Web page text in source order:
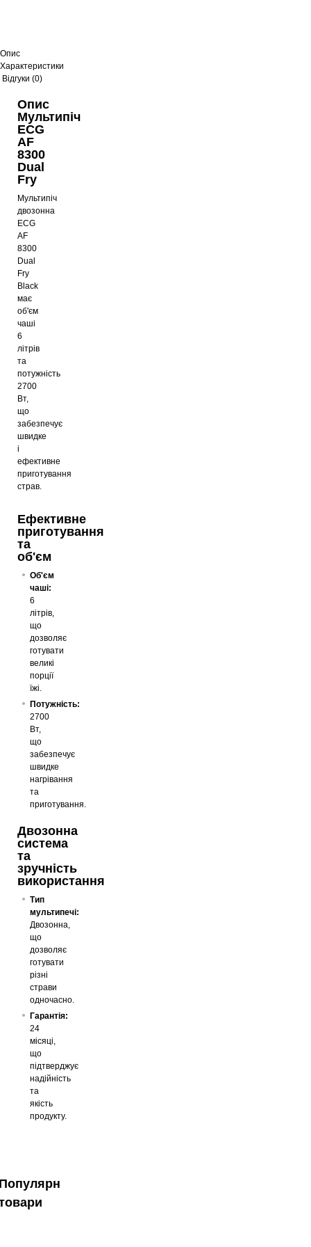
Опис
Характеристики
Відгуки (0)
Опис
Мультипіч
ECG
AF
8300
Dual
Fry
Мультипіч
двозонна
ECG
AF
8300
Dual
Fry
Black
має
об'єм
чаші
6
літрів
та
потужність
2700
Вт,
що
забезпечує
швидке
і
ефективне
приготування
страв.
Ефективне
приготування
та
об'єм
Об'єм
чаші:
6
літрів,
що
дозволяє
готувати
великі
порції
їжі.
Потужність:
2700
Вт,
що
забезпечує
швидке
нагрівання
та
приготування.
Двозонна
система
та
зручність
використання
Тип
мультипечі:
Двозонна,
що
дозволяє
готувати
різні
страви
одночасно.
Гарантія:
24
місяці,
що
підтверджує
надійність
та
якість
продукту.